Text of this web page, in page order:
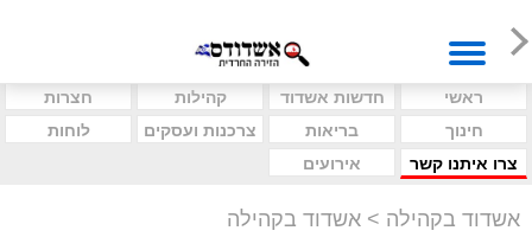
ראשי חדשות אשדוד קהילות
חצרות
חינוך
בריאות צרכנות ועסקים
לוחות
צרו איתנו קשר
אירועים
אשדוד בקהילה > אשדוד בקהילה